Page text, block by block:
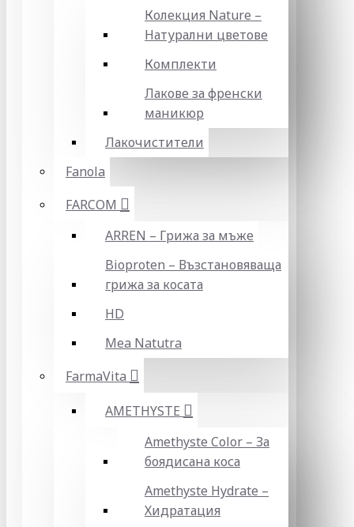
Колекция Nature –
Натурални цветове
Комплекти
Лакове за френски
маникюр
Лакочистители
Fanola
FARCOM
ARREN – Грижа за мъже
Bioproten – Възстановяваща
грижа за косата
HD
Mea Natutra
FarmaVita
AMETHYSTE
Amethyste Color – За
боядисана коса
Amethyste Hydrate –
Хидратация